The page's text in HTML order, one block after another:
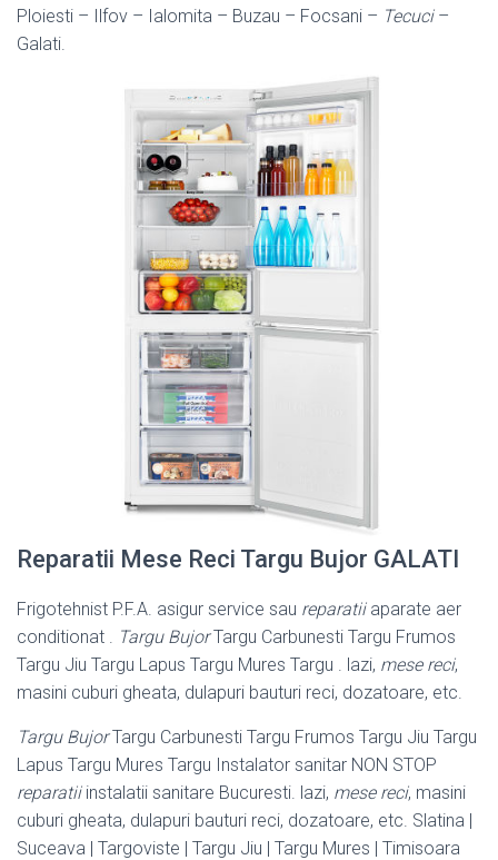
Ploiesti – Ilfov – Ialomita – Buzau – Focsani – Tecuci–
Galati.
Reparatii Mese Reci Targu Bujor GALATI
Frigotehnist P.F.A. asigur service sau reparatiiaparate aer
conditionat . Targu BujorTargu Carbunesti Targu Frumos
Targu Jiu Targu Lapus Targu Mures Targu . lazi, mese reci,
masini cuburi gheata, dulapuri bauturi reci, dozatoare, etc.
Targu BujorTargu Carbunesti Targu Frumos Targu Jiu Targu
Lapus Targu Mures Targu Instalator sanitar NON STOP
reparatiiinstalatii sanitare Bucuresti. lazi, mese reci, masini
cuburi gheata, dulapuri bauturi reci, dozatoare, etc. Slatina |
Suceava | Targoviste | Targu Jiu | Targu Mures | Timisoara